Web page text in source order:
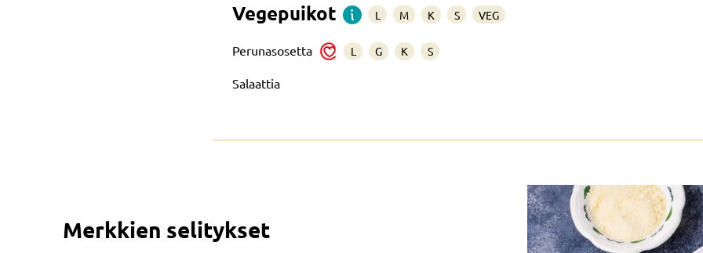
Vegepuikot L M K S VEG
Perunasosetta L G K S
Salaattia
Merkkien selitykset